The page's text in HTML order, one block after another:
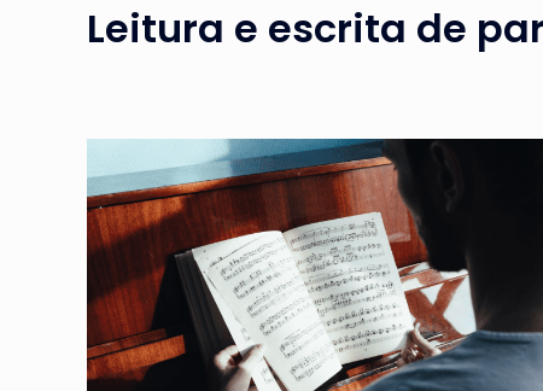
Leitura e escrita de